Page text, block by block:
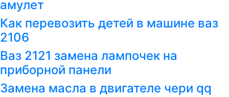
амулет
Как перевозить детей в машине ваз
2106
Ваз 2121 замена лампочек на
приборной панели
Замена масла в двигателе чери qq